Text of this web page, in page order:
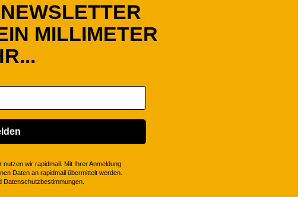
MILLIMETER
wir rapidmail. Mit Ihrer Anmeldung
Daten an rapidmail übermittelt werden.
Datenschutzbestimmungen.